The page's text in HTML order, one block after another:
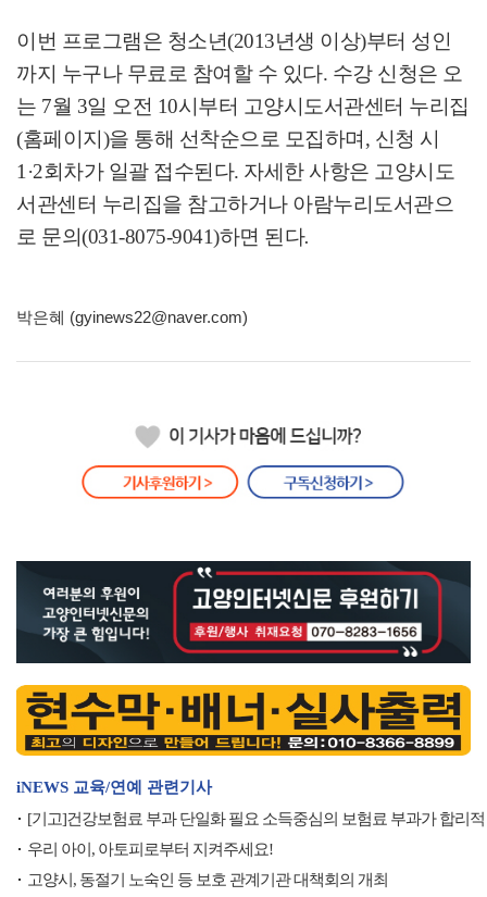
이번 프로그램은 청소년(2013년생 이상)부터 성인
까지 누구나 무료로 참여할 수 있다. 수강 신청은 오
는 7월 3일 오전 10시부터 고양시도서관센터 누리집
(홈페이지 )을 통해 선착순으로 모집하며 , 신청 시
1·2회차가 일괄 접수된다. 자세한 사항은 고양시도
서관센터 누리집을 참고하거나 아람누리도서관으
로 문의(031-8075-9041)하면 된다.
박은혜 (gyinews22@naver.com)
iNEWS 교육/연예 관련기사
[기고]건강보험료 부과 단일화 필요 소득중심의 보험료 부과가 합리적
우리 아이, 아토피로부터 지켜주세요!
고양시, 동절기 노숙인 등 보호 관계기관 대책회의 개최